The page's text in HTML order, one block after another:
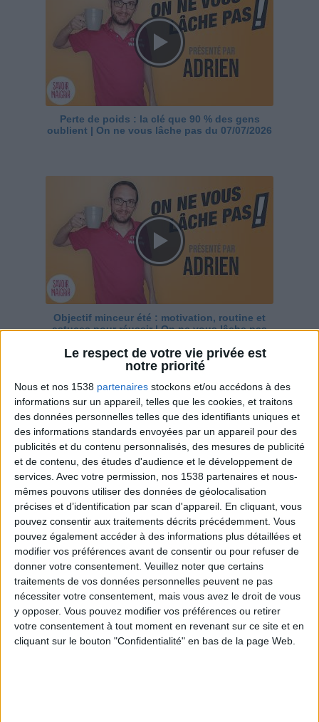
Le respect de votre vie privée est
notre priorité
Nous et nos 1538 partenaires stockons et/ou accédons à des
informations sur un appareil, telles que les cookies, et traitons
des données personnelles telles que des identifiants uniques et
des informations standards envoyées par un appareil pour des
publicités et du contenu personnalisés, des mesures de publicité
et de contenu, des études d'audience et le développement de
services. Avec votre permission, nos 1538 partenaires et nous-
mêmes pouvons utiliser des données de géolocalisation
précises et d’identification par scan d'appareil. En cliquant, vous
pouvez consentir aux traitements décrits précédemment. Vous
pouvez également accéder à des informations plus détaillées et
modifier vos préférences avant de consentir ou pour refuser de
donner votre consentement. Veuillez noter que certains
traitements de vos données personnelles peuvent ne pas
nécessiter votre consentement, mais vous avez le droit de vous
y opposer. Vous pouvez modifier vos préférences ou retirer
votre consentement à tout moment en revenant sur ce site et en
cliquant sur le bouton "Confidentialité" en bas de la page Web.
Perte de poids : la clé que 90 % des gens
oublient | On ne vous lâche pas du 07/07/2026
Objectif minceur été : motivation, routine et
astuces pour réussir | On ne vous lâche pas
Canicule & perte de poids : comment rester
sur les rails ? On ne vous lâche pas du
25/06/2026